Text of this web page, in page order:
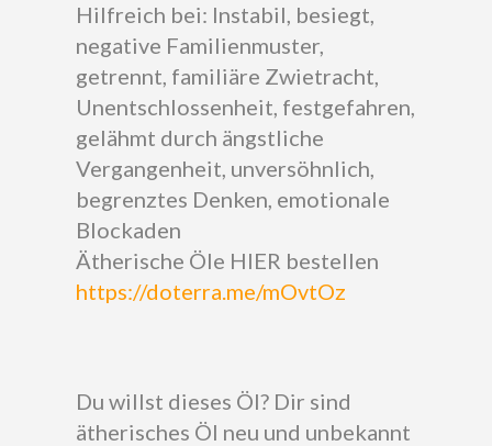
Hilfreich bei: Instabil, besiegt,
negative Familienmuster,
getrennt, familiäre Zwietracht,
Unentschlossenheit, festgefahren,
gelähmt durch ängstliche
Vergangenheit, unversöhnlich,
begrenztes Denken, emotionale
Blockaden
Ätherische Öle HIER bestellen
https://doterra.me/mOvtOz
Du willst dieses Öl? Dir sind
ätherisches Öl neu und unbekannt